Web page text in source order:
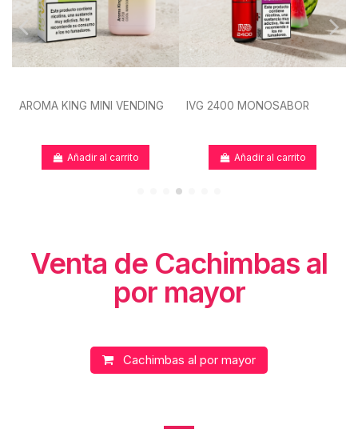
AROMA KING MINI VENDING
Añadir al carrito
IVG 2400 MONOSABOR
Añadir al carrito
Venta de Cachimbas al
por mayor
Cachimbas al por mayor